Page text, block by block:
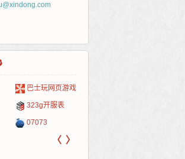
巴士玩网页游戏
323g开服表
07073
〈 〉